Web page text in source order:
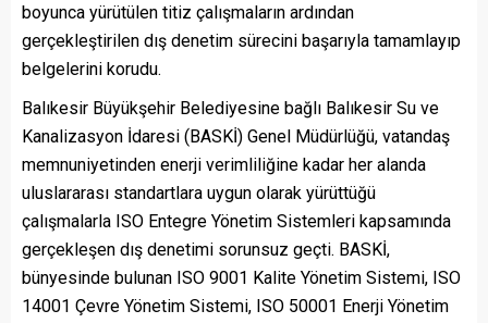
boyunca yürütülen titiz çalışmaların ardından
gerçekleştirilen dış denetim sürecini başarıyla tamamlayıp
belgelerini korudu.
Balıkesir Büyükşehir Belediyesine bağlı Balıkesir Su ve
Kanalizasyon İdaresi (BASKİ) Genel Müdürlüğü, vatandaş
memnuniyetinden enerji verimliliğine kadar her alanda
uluslararası standartlara uygun olarak yürüttüğü
çalışmalarla ISO Entegre Yönetim Sistemleri kapsamında
gerçekleşen dış denetimi sorunsuz geçti. BASKİ,
bünyesinde bulunan ISO 9001 Kalite Yönetim Sistemi, ISO
14001 Çevre Yönetim Sistemi, ISO 50001 Enerji Yönetim